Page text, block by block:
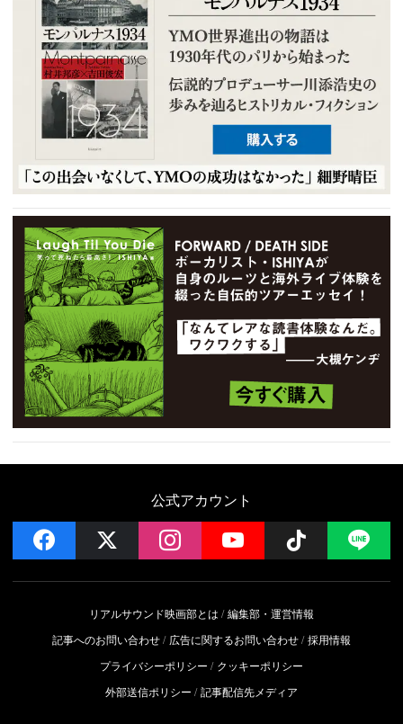
公式アカウント
facebook instagramYouTube Follow
リアルサウンド映画部とは
編集部・運営情報
記事へのお問い合わせ
広告に関するお問い合わせ 採用情報
プライバシーポリシー
クッキーポリシー
外部送信ポリシー
記事配信先メディア